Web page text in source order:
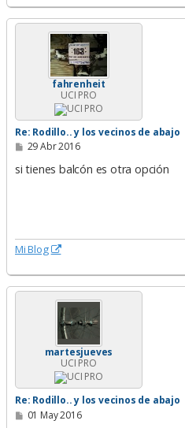
fahrenheit
UCI PRO
Re: Rodillo.. y los vecinos de abajo
M
n
29 Abr 2016
si tienes balcón es otra opción
Mi Blog
martesjueves
UCI PRO
Re: Rodillo.. y los vecinos de abajo
M
01 May 2016